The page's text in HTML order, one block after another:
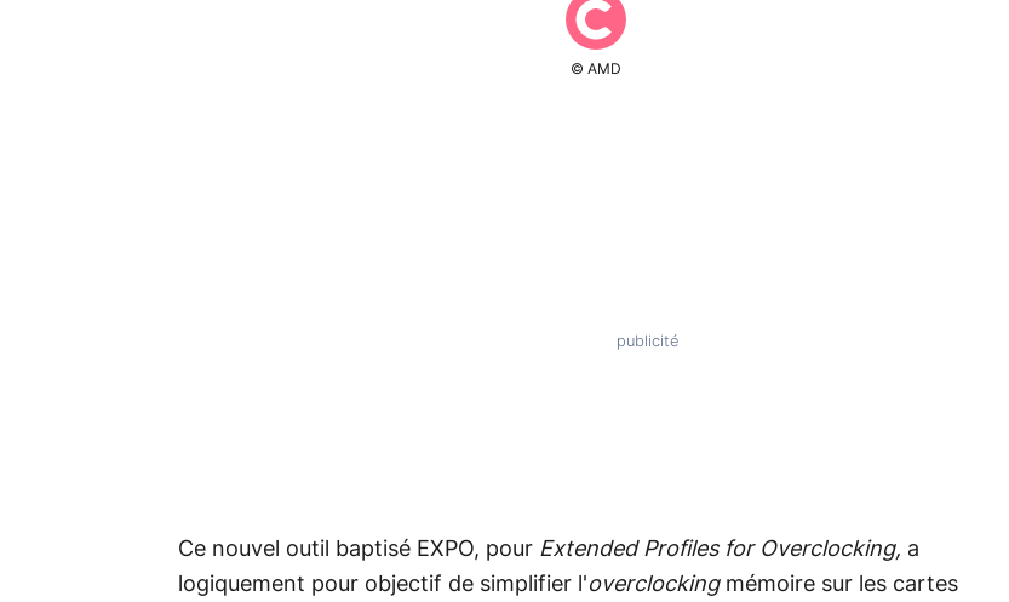
© AMD
Ce nouvel outil baptisé EXPO, pour Extended Profiles for Overclocking, a
logiquement pour objectif de simplifier l'overclockingmémoire sur les cartes